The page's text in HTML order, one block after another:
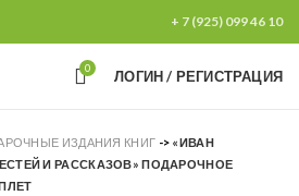
+ 7 (925) 099 46 10
0 ЛОГИН / РЕГИСТРАЦИЯ
ИЗДАНИЯ КНИГ -> «ИВАН
И РАССКАЗОВ» ПОДАРОЧНОЕ